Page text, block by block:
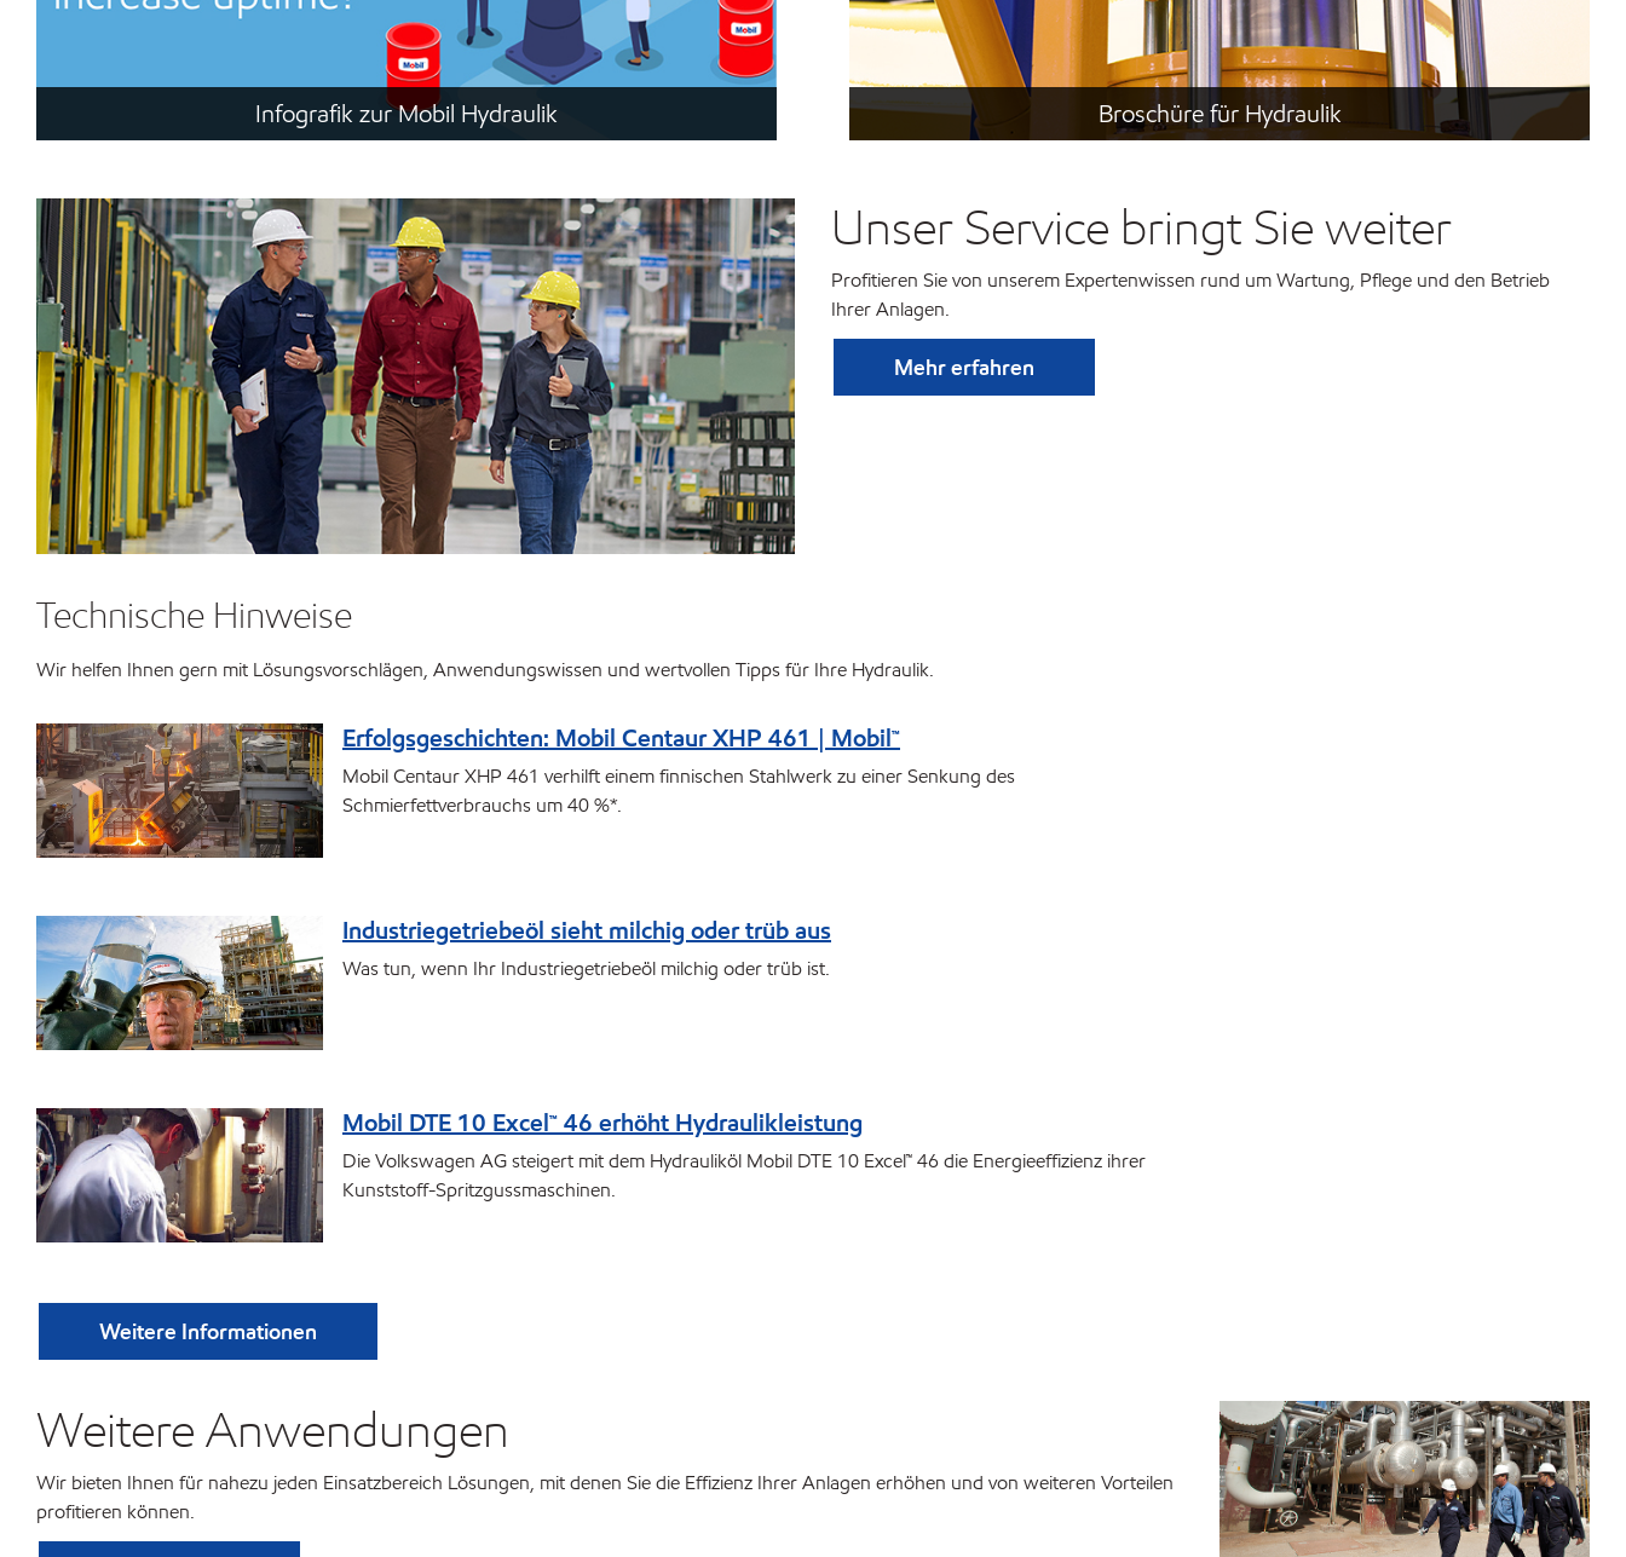
Infografik zur Mobil Hydraulik Broschüre für Hydraulik
Unser Service bringt Sie weiter
Profitieren Sie von unserem Expertenwissen rund um Wartung, Pflege und den Betrieb
Ihrer Anlagen.
Mehr erfahren
Technische Hinweise
Wir helfen Ihnen gern mit Lösungsvorschlägen, Anwendungswissen und wertvollen Tipps für Ihre Hydraulik.
Erfolgsgeschichten: Mobil Centaur XHP 461 | Mobil™
Mobil Centaur XHP 461 verhilft einem finnischen Stahlwerk zu einer Senkung des
Schmierfettverbrauchs um 40 %*.
Industriegetriebeöl sieht milchig oder trüb aus
Was tun, wenn Ihr Industriegetriebeöl milchig oder trüb ist.
Mobil DTE 10 Excel™ 46 erhöht Hydraulikleistung
Die Volkswagen AG steigert mit dem Hydrauliköl Mobil DTE 10 Excel™ 46 die Energieeffizienz ihrer
Kunststoff-Spritzgussmaschinen.
Weitere Informationen
Weitere Anwendungen
Wir bieten Ihnen für nahezu jeden Einsatzbereich Lösungen, mit denen Sie die Effizienz Ihrer Anlagen erhöhen und von weiteren Vorteilen
profitieren können.